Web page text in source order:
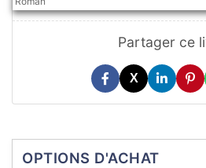
Partager ce
X
OPTIONS D'ACHAT